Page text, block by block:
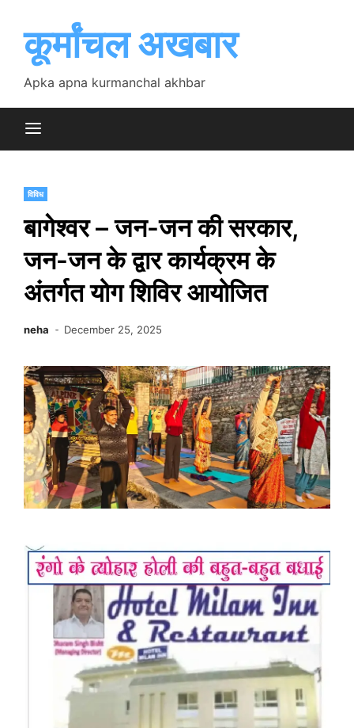
contentकूर्मांचल अखबार
Apka apna kurmanchal akhbar
विविध
बागेश्वर – जन-जन की सरकार,
जन-जन के द्वार कार्यक्रम के
अंतर्गत योग शिविर आयोजित
neha December 25, 2025